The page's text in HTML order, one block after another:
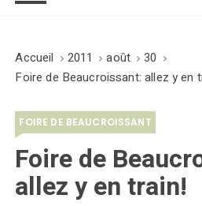
Accueil 2011 août
30
Foire de Beaucroissant: allez y en
FOIRE DE BEAUCROISSANT
Foire de
allez y en train!